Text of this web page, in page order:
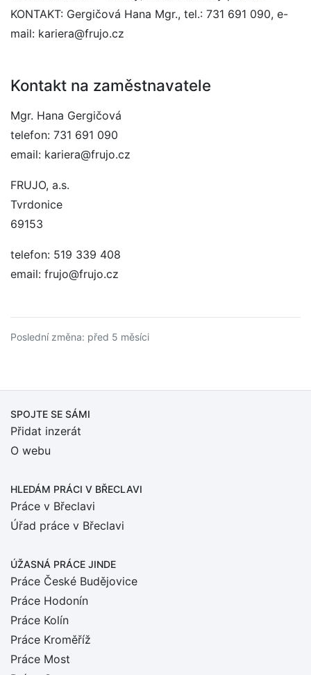
KONTAKT: Gergičová Hana Mgr., tel.: 731 691 090, e-
mail: kariera@frujo.cz
Kontakt na zaměstnavatele
Mgr. Hana Gergičová
telefon: 731 691 090
email: kariera@frujo.cz
FRUJO, a.s.
Tvrdonice
69153
telefon: 519 339 408
email: frujo@frujo.cz
Poslední změna: před 5 měsíci
SPOJTE SE SÁMI
Přidat inzerát
O webu
HLEDÁM PRÁCI V BŘECLAVI
Práce v Břeclavi
Úřad práce v Břeclavi
ÚŽASNÁ PRÁCE JINDE
Práce České Budějovice
Práce Hodonín
Práce Kolín
Práce Kroměříž
Práce Most